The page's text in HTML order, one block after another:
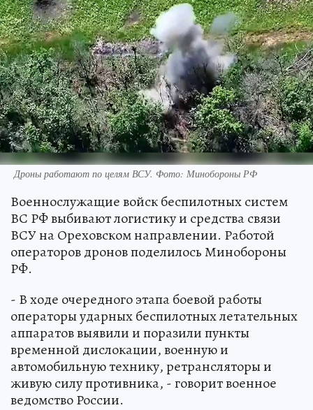
Дроны работают по целям ВСУ. Фото: Минобороны РФ
Военнослужащие войск беспилотных систем
ВС РФ выбивают логистику и средства связи
ВСУ на Ореховском направлении. Работой
операторов дронов поделилось Минобороны
РФ.
- В ходе очередного этапа боевой работы
операторы ударных беспилотных летательных
аппаратов выявили и поразили пункты
временной дислокации, военную и
автомобильную технику, ретрансляторы и
живую силу противника, - говорит военное
ведомство России.